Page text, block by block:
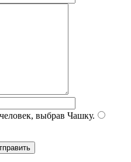
выбрав Чашку.